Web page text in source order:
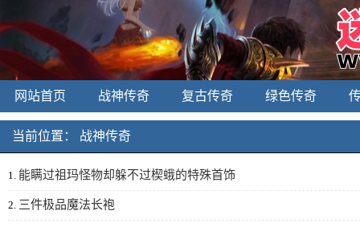
网站首页 战神传奇 复古传奇 绿色传奇
当前位置： 战神传奇
1. 能瞒过祖玛怪物却躲不过楔蛾的特殊首饰
2. 三件极品魔法长袍